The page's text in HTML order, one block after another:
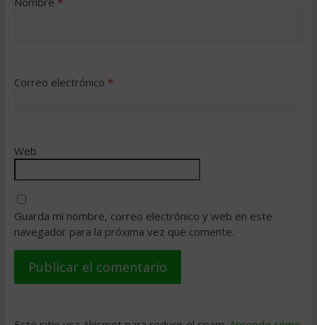
Correo electrónico *
Web
Guarda mi nombre, correo electrónico y web en este
navegador para la próxima vez que comente.